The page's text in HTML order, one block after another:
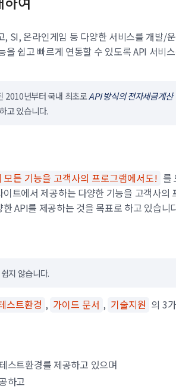
, SI, 온라인게임 등 다양한 서비스를 개발/
을 쉽고 빠르게 연동할 수 있도록 API 서비
2010년부터 국내 최초로API 방식의 전자세금계산
고 있습니다.
모든 기능을 고객사의 프로그램에서도! 를
트에서 제공하는 다양한 기능을 고객사의
API를 제공하는 것을 목표로 하고 있습니
지 않습니다.
스트환경 , 가이드 문서 , 기술지원 의 3
스트환경를 제공하고 있으며
하고